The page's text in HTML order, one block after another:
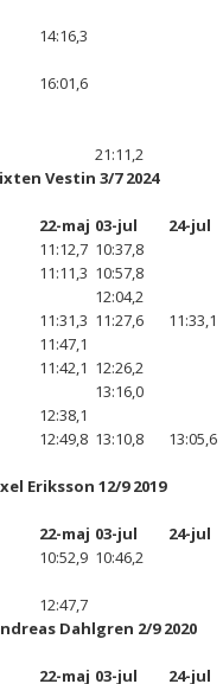
14:16,3
16:01,6
21:11,2
Vestin 3/7 2024
22-maj 03-jul
24-jul
11:12,7 10:37,8
11:11,3 10:57,8
12:04,2
11:31,3 11:27,6
11:33,1
11:47,1
11:42,1 12:26,2
13:16,0
12:38,1
12:49,8 13:10,8
13:05,6
Eriksson 12/9 2019
22-maj 03-jul
24-jul
10:52,9 10:46,2
12:47,7
Dahlgren 2/9 2020
22-maj 03-jul 24-jul